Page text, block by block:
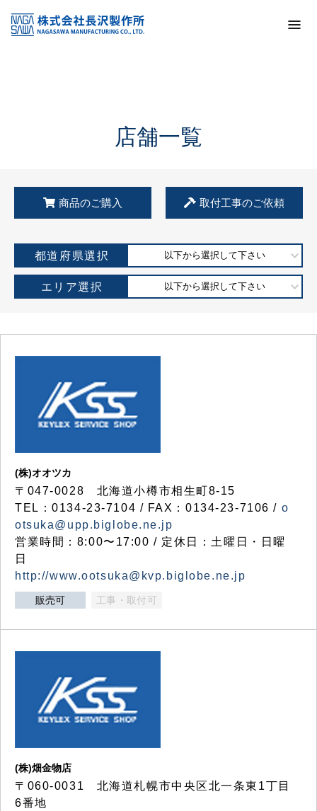
KSS加盟店・取扱店情報
店舗一覧
店舗一覧
商品のご購入 取付工事のご依頼
都道府県選択 以下から選択して下さい
エリア選択 以下から選択して下さい
(株)オオツカ
〒047-0028 北海道小樽市相生町8-15
TEL：0134-23-7104 / FAX：0134-23-7106 / o
otsuka@upp.biglobe.ne.jp
営業時間：8:00〜17:00 / 定休日：土曜日・日曜
日
http://www.ootsuka@kvp.biglobe.ne.jp
販売可 工事・取付可
(株)畑金物店
〒060-0031 北海道札幌市中央区北一条東1丁目
6番地